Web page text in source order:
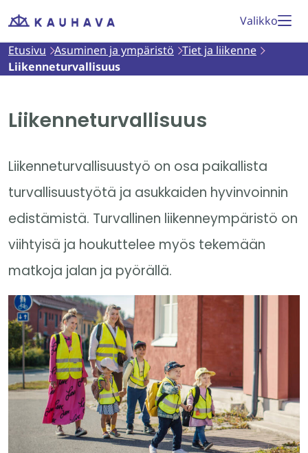
Siirry
Etusivu
Valikko
Etusivu Asuminen ja ympäristö Tiet ja liikenne
Liikenneturvallisuus
Liikenneturvallisuus
Liikenneturvallisuustyö on osa paikallista
turvallisuustyötä ja asukkaiden hyvinvoinnin
edistämistä. Turvallinen liikenneympäristö on
viihtyisä ja houkuttelee myös tekemään
matkoja jalan ja pyörällä.